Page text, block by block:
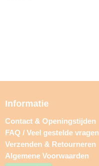
Informatie
Contact & Openingstijden
FAQ / Veel gestelde vragen
Verzenden & Retourneren
Algemene Voorwaarden